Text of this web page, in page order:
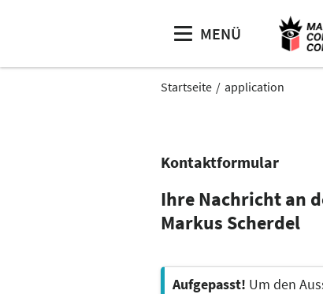
MENÜ
Startseite application
Kontaktformular
Ihre Nachricht an
Markus Scherdel
Aufgepasst! Um den